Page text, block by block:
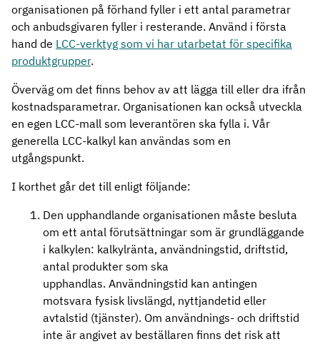
organisationen på förhand fyller i ett antal parametrar
och anbudsgivaren fyller i resterande. Använd i första
hand de LCC-verktyg som vi har utarbetat för specifika
produktgrupper.
Överväg om det finns behov av att lägga till eller dra ifrån
kostnadsparametrar. Organisationen kan också utveckla
en egen LCC-mall som leverantören ska fylla i. Vår
generella LCC-kalkyl kan användas som en
utgångspunkt.
I korthet går det till enligt följande:
Den upphandlande organisationen måste besluta
om ett antal förutsättningar som är grundläggande
i kalkylen: kalkylränta, användningstid, driftstid,
antal produkter som ska
upphandlas. Användningstid kan antingen
motsvara fysisk livslängd, nyttjandetid eller
avtalstid (tjänster). Om användnings- och driftstid
inte är angivet av beställaren finns det risk att